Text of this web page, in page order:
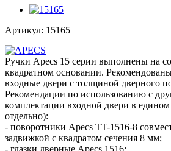
Артикул: 15165
Ручки Apecs 15 серии выполнены на
квадратном основании.
входные двери с толщиной дверного
Рекомендации по использованию с
комплектации входной двери в
отдельно):
- поворотники Apecs TT-1516-8
задвижкой с квадратом сечения 8 мм;
- глазки дверные Apecs 1516;